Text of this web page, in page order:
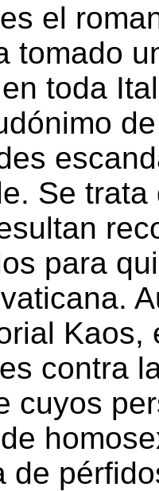
el
tomado
toda
Se
para
Kaos,
contra
cuyos
de